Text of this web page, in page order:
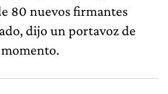
80 nuevos firmantes
dijo un portavoz de
momento.